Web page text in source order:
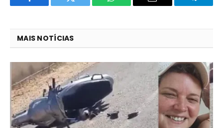
Facebook Twitter
O
WhatsApp?
E-
MAIS NOTÍCIAS